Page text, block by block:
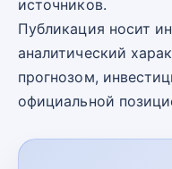
источников.
Публикация носит
аналитический
прогнозом,
официальной